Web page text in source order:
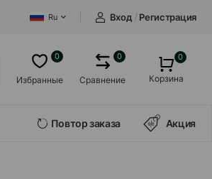
Ru Вход / Регистрация
Избранные
0
Сравнение
0 0
Корзина
Повтор заказа Акция